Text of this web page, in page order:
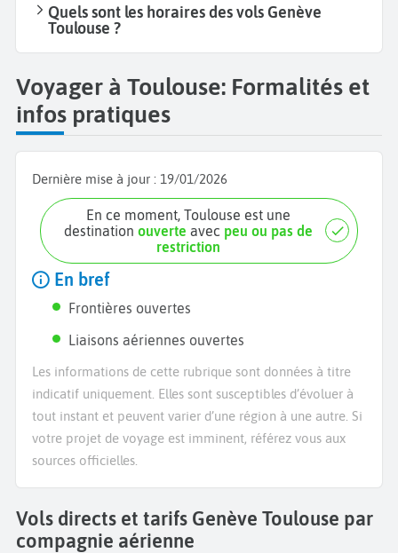
Quels sont les horaires des vols Genève
Toulouse ?
Voyager à Toulouse: Formalités et
infos pratiques
Dernière mise à jour : 19/01/2026
En ce moment, Toulouse est une
destinationouverte avec peu ou pas de
restriction
En bref
Frontières ouvertes
Liaisons aériennes ouvertes
Les informations de cette rubrique sont données à titre
indicatif uniquement. Elles sont susceptibles d’évoluer à
tout instant et peuvent varier d’une région à une autre. Si
votre projet de voyage est imminent, référez vous aux
sources officielles.
Vols directs et tarifs Genève Toulouse par
compagnie aérienne